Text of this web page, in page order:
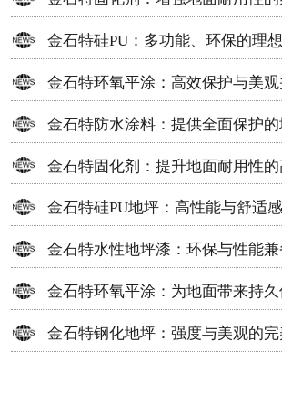
金石特硅PU：多功能、环保的理
金石特环氧平涂：高效保护与美
方案
金石特防水涂料：提供全面保护
金石特固化剂：提升地面耐用性
金石特硅PU地坪：高性能与舒适
金石特水性地坪漆：环保与性能
金石特环氧平涂：为地面带来持
金石特钢化地坪：强度与美观的